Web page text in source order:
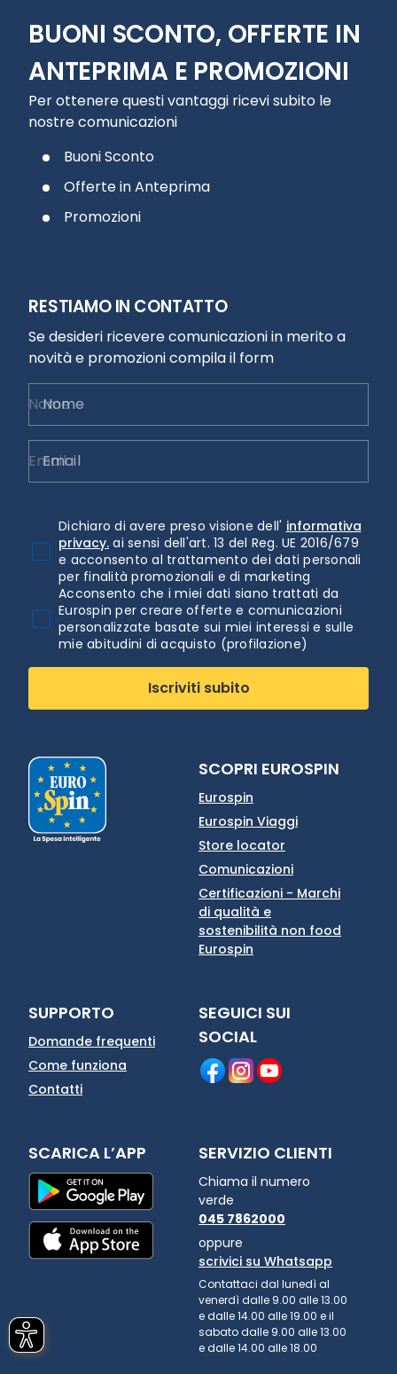
BUONI SCONTO, OFFERTE IN
ANTEPRIMA E PROMOZIONI
Per ottenere questi vantaggi ricevi subito le
nostre comunicazioni
Buoni Sconto
Offerte in Anteprima
Promozioni
RESTIAMO IN CONTATTO
Se desideri ricevere comunicazioni in merito a
novità e promozioni compila il form
Nome
Email
Dichiaro di avere preso visione dell' informativa
privacy. ai sensi dell'art. 13 del Reg. UE 2016/679
e acconsento al trattamento dei dati personali
per finalità promozionali e di marketing
Acconsento che i miei dati siano trattati da
Eurospin per creare offerte e comunicazioni
personalizzate basate sui miei interessi e sulle
mie abitudini di acquisto (profilazione)
Iscriviti subito
SCOPRI EUROSPIN
Eurospin
Eurospin Viaggi
Store locator
Comunicazioni
Certificazioni - Marchi
di qualità e
sostenibilità non food
Eurospin
SUPPORTO
Domande frequenti
Come funziona
Contatti
SEGUICI SUI
SOCIAL
SCARICA L’APP SERVIZIO CLIENTI
Chiama il numero
verde
045 7862000
oppure
scrivici su Whatsapp
Contattaci dal lunedì al
venerdì dalle 9.00 alle 13.00
e dalle 14.00 alle 19.00 e il
sabato dalle 9.00 alle 13.00
e dalle 14.00 alle 18.00